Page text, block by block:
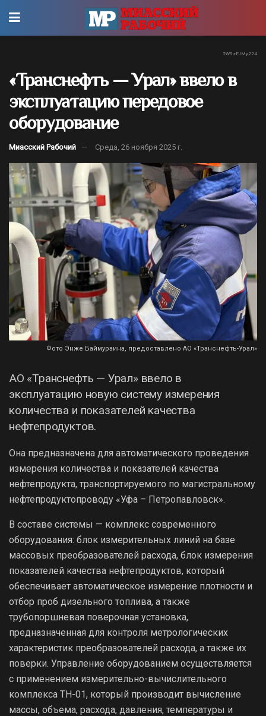
2W5zFJMy224
«Транснефть — Урал» ввело в
эксплуатацию передовое
оборудование
Миасский Рабочий Среда, 26 ноября 2025 г.
Фото Энже Баймурзина, предоставлено АО «Транснефть-Урал»
АО «Транснефть — Урал» ввело в
эксплуатацию новую систему измерения
количества и показателей качества
нефтепродуктов.
Она предназначена для автоматического проведения
измерения количества и показателей качества
нефтепродукта, транспортируемого по магистральному
нефтепродуктопроводу «Уфа – Петропавловск».
В составе системы — комплекс современного
оборудования: блок измерительных линий на базе
массовых преобразователей расхода, блок измерения
показателей качества нефтепродуктов, который
обеспечивает автоматическое измерение плотности и
отбор проб дизельного топлива, а также
трубопоршневая поверочная установка,
предназначенная для контроля метрологических
характеристик преобразователей расхода, а также их
поверки. Управление оборудованием осуществляется
с применением измерительно-вычислительного
комплекса ТН-01, который производит вычисление
массы, объема, расхода, давления, температуры и